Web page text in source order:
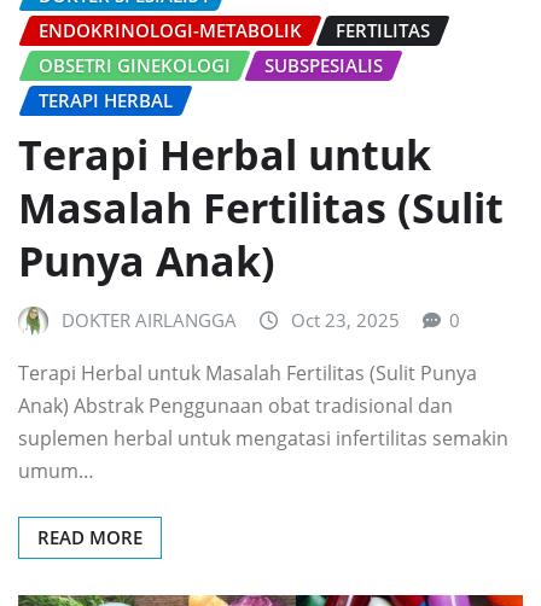
ENDOKRINOLOGI-METABOLIK
FERTILITAS
OBSETRI GINEKOLOGI
SUBSPESIALIS
TERAPI HERBAL
Terapi Herbal untuk
Masalah Fertilitas (Sulit
Punya Anak)
DOKTER AIRLANGGA Oct 23, 2025 0
Terapi Herbal untuk Masalah Fertilitas (Sulit Punya
Anak) Abstrak Penggunaan obat tradisional dan
suplemen herbal untuk mengatasi infertilitas semakin
umum…
READ MORE